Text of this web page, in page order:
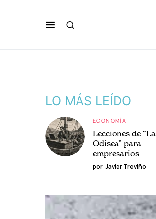
LO MÁS LEÍDO
ECONOMÍA
Lecciones de “La
Odisea” para
empresarios
por Javier Treviño